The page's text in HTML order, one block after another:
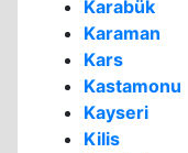
Karabük
Karaman
Kars
Kastamonu
Kayseri
Kilis